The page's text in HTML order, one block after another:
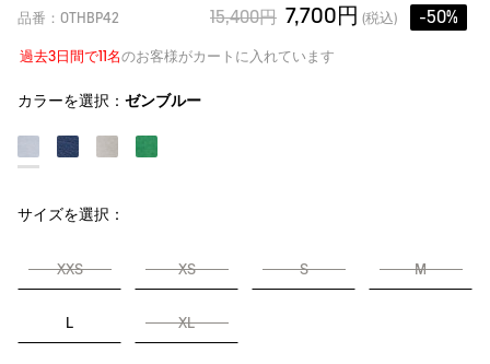
品番：OTHBP42 15,400円 7,700円 (税込) -50%
過去3日間で11名のお客様がカートに入れています
カラーを選択： ゼンブルー
サイズを選択：
XXS XS S M
L XL